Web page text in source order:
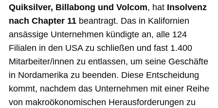
Quiksilver, Billabong und Volcom, hat Insolvenz
nach Chapter 11beantragt. Das in Kalifornien
ansässige Unternehmen kündigte an, alle 124
Filialen in den USA zu schließen und fast 1.400
Mitarbeiter/innen zu entlassen, um seine Geschäfte
in Nordamerika zu beenden. Diese Entscheidung
kommt, nachdem das Unternehmen mit einer Reihe
von makroökonomischen Herausforderungen zu